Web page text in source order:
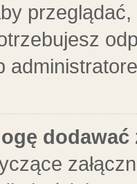
dodawać